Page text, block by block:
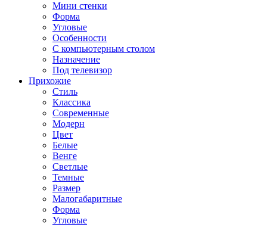
Мини стенки
Форма
Угловые
Особенности
С компьютерным столом
Назначение
Под телевизор
Прихожие
Стиль
Классика
Современные
Модерн
Цвет
Белые
Венге
Светлые
Темные
Размер
Малогабаритные
Форма
Угловые